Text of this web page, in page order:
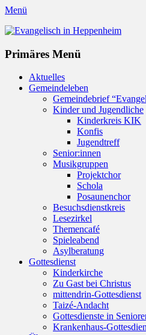
Menü
Evangelisch in Heppenheim
Primäres Menü
Zum
Inhalt
Aktuelles
Gemeindeleben
Gemeindebrief
Kinder und Jugendliche
Kinderkreis KIK
Konfis
Jugendtreff
Senior:innen
Musikgruppen
Projektchor
Schola
Posaunenchor
Besuchsdienstkreis
Lesezirkel
Themencafé
Spieleabend
Asylberatung
Gottesdienst
Kinderkirche
Zu Gast bei Christus
mittendrin-Gottesdienst
Taizé-Andacht
Gottesdienste in
Krankenhaus-